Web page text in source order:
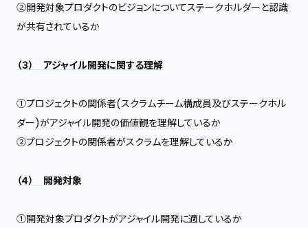
②開発対象プロダクトのビジョンについてステークホルダーと認識
が共有されているか
（３） アジャイル開発に関する理解
①プロジェクトの関係者(スクラムチーム構成員及びステークホル
ダー)がアジャイル開発の価値観を理解しているか
②プロジェクトの関係者がスクラムを理解しているか
（４） 開発対象
①開発対象プロダクトがアジャイル開発に適しているか